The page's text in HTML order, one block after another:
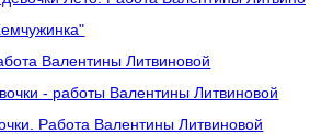
Валентины Литвиновой
- работы Валентины Литвиновой
Работа Валентины Литвиновой